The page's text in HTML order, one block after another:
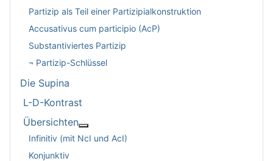
Partizip als Teil einer Partizipialkonstruktion
Accusativus cum participio (AcP)
Substantiviertes Partizip
¬ Partizip-Schlüssel
Die Supina
L-D-Kontrast
Übersichten
Infinitiv (mit NcI und AcI)
Konjunktiv